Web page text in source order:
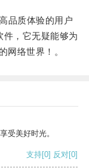
品质体验的用户
，它无疑能够为
网络世界！。
受美好时光。
支持[0] 反对[0]